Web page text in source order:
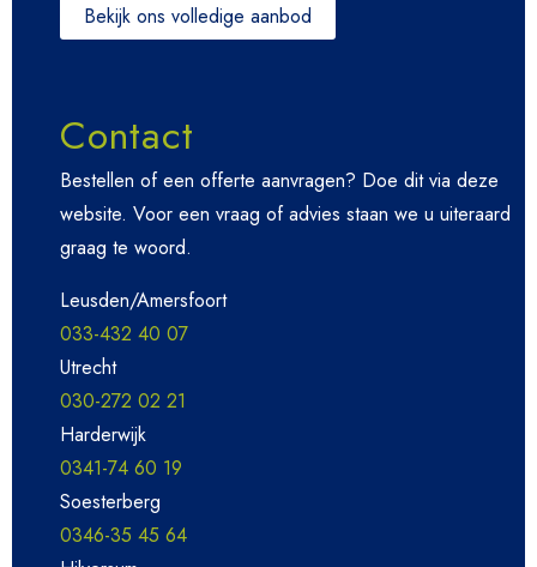
Bekijk ons volledige aanbod
Contact
Bestellen of een offerte aanvragen? Doe dit via deze
website. Voor een vraag of advies staan we u uiteraard
graag te woord.
Leusden/Amersfoort
033-432 40 07
Utrecht
030-272 02 21
Harderwijk
0341-74 60 19
Soesterberg
0346-35 45 64